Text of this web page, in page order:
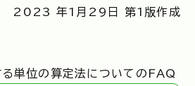
2023 年1月29日 第1版作成
単位の算定法についてのFAQ